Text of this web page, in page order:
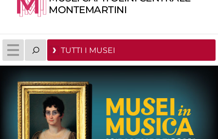
MONTEMARTINI
TUTTI I MUSEI